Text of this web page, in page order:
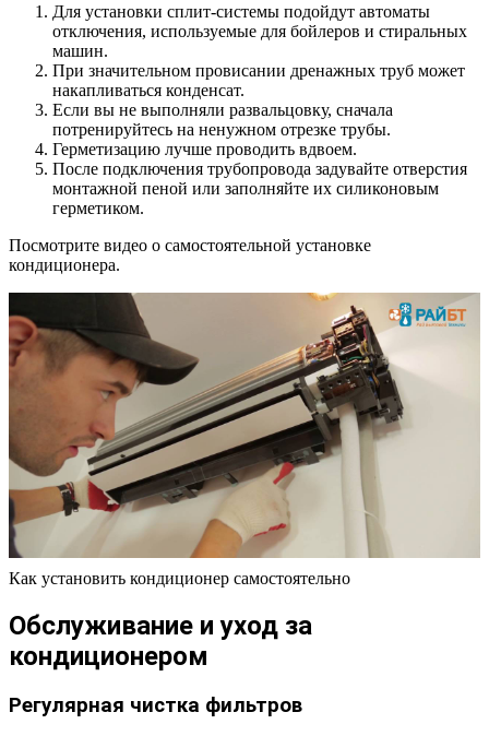
Для установки сплит-системы подойдут автоматы
отключения, используемые для бойлеров и стиральных
машин.
При значительном провисании дренажных труб может
накапливаться конденсат.
Если вы не выполняли развальцовку, сначала
потренируйтесь на ненужном отрезке трубы.
Герметизацию лучше проводить вдвоем.
После подключения трубопровода задувайте отверстия
монтажной пеной или заполняйте их силиконовым
герметиком.
Посмотрите видео о самостоятельной установке
кондиционера.
Как установить кондиционер самостоятельно
Обслуживание и уход за
кондиционером
Регулярная чистка фильтров